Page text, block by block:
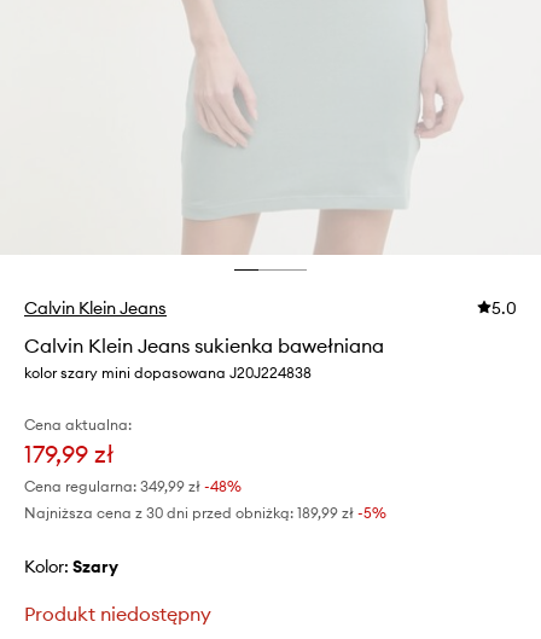
Calvin Klein Jeans 5.0
Calvin Klein Jeans sukienka bawełniana
kolor szary mini dopasowana J20J224838
Cena aktualna:
179,99 zł
Cena regularna: 349,99 zł -48%
Najniższa cena z 30 dni przed obniżką: 189,99 zł -5%
Kolor: szary
Produkt niedostępny